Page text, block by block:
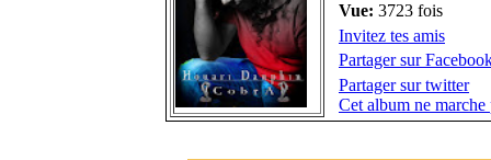
Vue: 3723 fois
Invitez tes amis
Partager sur
Partager sur twitter
Cet album ne marche